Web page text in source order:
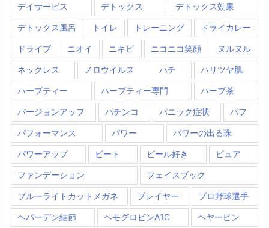
デイサービス デトックス デトックス効果
デトックス風呂 トイレ トレーニング ドライカレー
ドライブ ニオイ ニキビ ニコニコ笑顔 ヌルヌル
ネックレス ノロウイルス ハチ ハリツヤ肌
ハーブティー ハーブティー専門 ハーブ茶
バージョンアップ パチンコ パニック症状 パフ
パフォーマンス パワー パワーの出る珠
パワーアップ ビート ビール好き ピュア
ファンデーション フェイスブック
ブルーライトカットメガネ プレイヤー プロ野球選手
ヘパーデン結節 ヘモグロビンA1C ヘヤーピン